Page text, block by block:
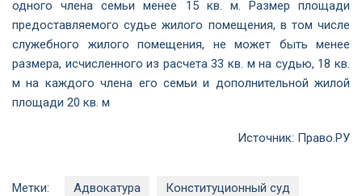
одного члена семьи менее 15 кв. м. Размер площади
предоставляемого судье жилого помещения, в том числе
служебного жилого помещения, не может быть менее
размера, исчисленного из расчета 33 кв. м на судью, 18 кв.
м на каждого члена его семьи и дополнительной жилой
площади 20 кв. м
Источник: Право.РУ
Метки: Адвокатура
Конституционный суд